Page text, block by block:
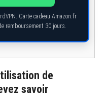
Carte cadeau Amazon.fr
remboursement 30 jours.
de
savoir